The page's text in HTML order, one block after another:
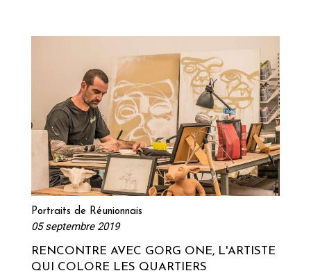
Portraits de Réunionnais
05 septembre 2019
RENCONTRE AVEC GORG ONE, L'ARTISTE
QUI COLORE LES QUARTIERS